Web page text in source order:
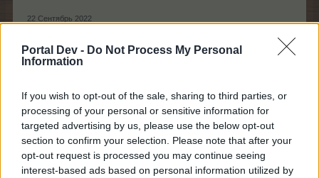
Portal Dev - Do Not Process My Personal
Information
If you wish to opt-out of the sale, sharing to third parties, or
processing of your personal or sensitive information for
targeted advertising by us, please use the below opt-out
section to confirm your selection. Please note that after your
opt-out request is processed you may continue seeing
interest-based ads based on personal information utilized by
22 Сентябрь 2022
igrek35
Team Leader
Team Farmerama RU
Акция «Загадочные деревья»
(18.11.2022 - 21.11.2022)​